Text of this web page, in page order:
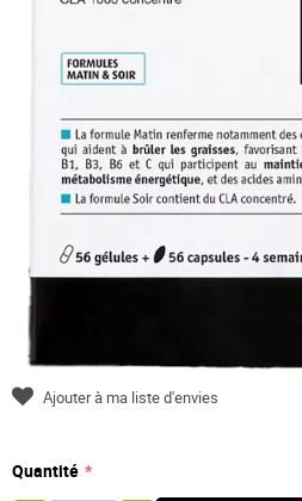
Quantité
Ajouter à ma liste d'envies